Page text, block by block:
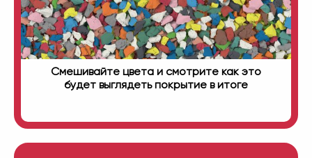
Смешивайте цвета и смотрите как это
будет выглядеть покрытие в итоге